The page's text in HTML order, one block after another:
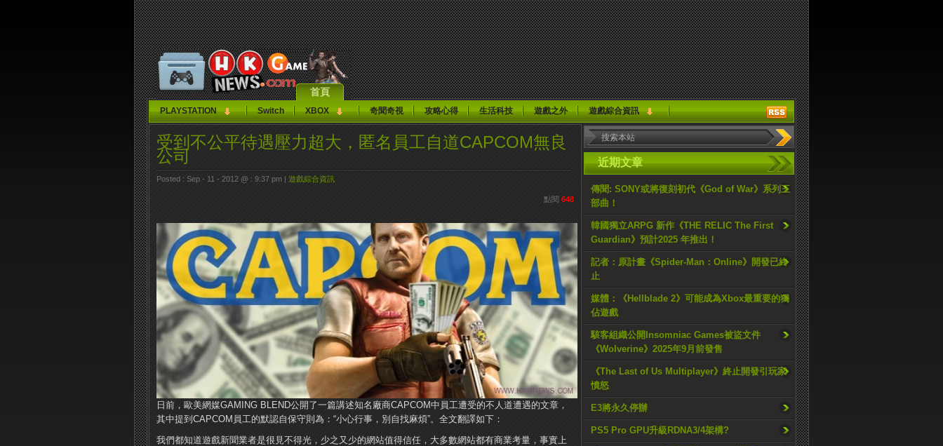
首頁
PLAYSTATION Switch XBOX 奇聞奇視 攻略心得 生活科技 遊戲之外 遊戲綜合資訊
近期文章
傳聞: SONY或將復刻初代《God of War》系列三
部曲！
韓國獨立ARPG 新作《THE RELIC The First
Guardian》預計2025 年推出！
記者：原計畫《Spider-Man：Online》開發已終
止
媒體：《Hellblade 2》可能成為Xbox最重要的獨
佔遊戲
駭客組織公開Insomniac Games被盜文件
《Wolverine》2025年9月前發售
《The Last of Us Multiplayer》終止開發引玩家
憤怒
E3將永久停辦
PS5 Pro GPU升級RDNA3/4架構?
受到不公平待遇壓力超大，匿名員工自道CAPCOM無良
公司
Posted : Sep - 11 - 2012 @ : 9:37 pm | 遊戲綜合資訊
點閱 648
日前，歐美網媒GAMING BLEND公開了一篇講述知名廠商CAPCOM中員工遭受的不人道遭遇的文章，
其中提到CAPCOM員工的默認自保守則為：“小心行事，別自找麻煩”。全文翻譯如下：
我們都知道遊戲新聞業者是很見不得光，少之又少的網站值得信任，大多數網站都有商業考量，事實上